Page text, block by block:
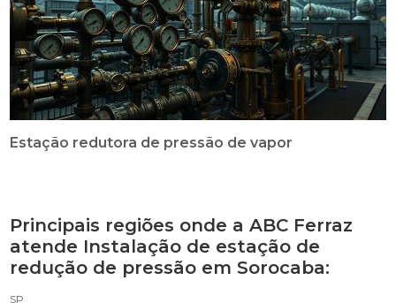
Estação redutora de pressão de vapor
Principais regiões onde a ABC Ferraz
atende Instalação de estação de
redução de pressão em Sorocaba:
SP